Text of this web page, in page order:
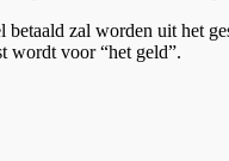
zal worden uit het
wordt voor “het geld”.